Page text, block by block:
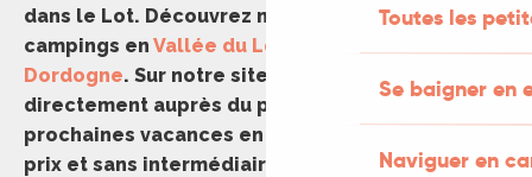
Toutes les
Se baigner en
Naviguer en
dans le Lot. Découvrez notre sélection de
campings en Vallée du Lot
Dordogne. Sur notre site, vous réservez
directement auprès du propriétaire vos
prochaines vacances en camping au meilleur
prix et sans intermédiaire. Vous bénéficiez ainsi